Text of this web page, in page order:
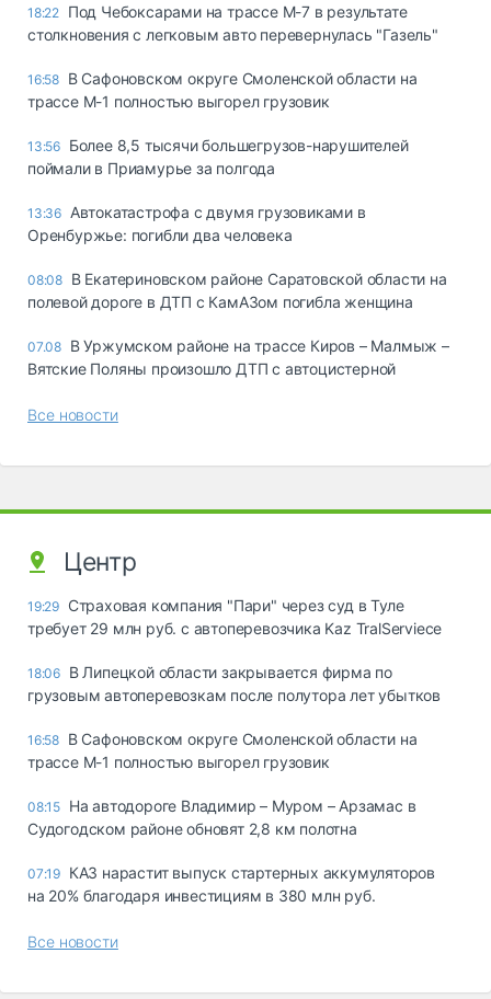
18:22 Под Чебоксарами на трассе М-7 в результате
столкновения с легковым авто перевернулась "Газель"
16:58 В Сафоновском округе Смоленской области на
трассе М-1 полностью выгорел грузовик
13:56 Более 8,5 тысячи большегрузов-нарушителей
поймали в Приамурье за полгода
13:36 Автокатастрофа с двумя грузовиками в
Оренбуржье: погибли два человека
08:08 В Екатериновском районе Саратовской области на
полевой дороге в ДТП с КамАЗом погибла женщина
07.08 В Уржумском районе на трассе Киров – Малмыж –
Вятские Поляны произошло ДТП с автоцистерной
Все новости
Центр
19:29 Страховая компания "Пари" через суд в Туле
требует 29 млн руб. с автоперевозчика Kaz TralServiece
18:06 В Липецкой области закрывается фирма по
грузовым автоперевозкам после полутора лет убытков
16:58 В Сафоновском округе Смоленской области на
трассе М-1 полностью выгорел грузовик
08:15 На автодороге Владимир – Муром – Арзамас в
Судогодском районе обновят 2,8 км полотна
07:19 КАЗ нарастит выпуск стартерных аккумуляторов
на 20% благодаря инвестициям в 380 млн руб.
Все новости